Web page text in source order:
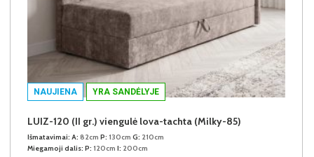
NAUJIENA YRA SANDĖLYJE
LUIZ-120 (II gr.) viengulė lova-tachta (Milky-85)
Išmatavimai: A: 82cm P: 130cm G: 210cm
Miegamoji dalis: P: 120cm I: 200cm